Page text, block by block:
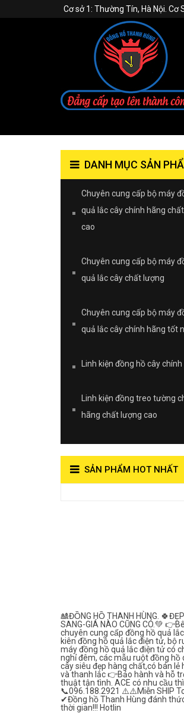
Cơ sở 1: Thường Tín, Hà Nội. Cơ
DANH MỤC SẢN
Chuyên cung cấp bộ máy
quả lắc cây chính hãng
cao
Chuyên cung cấp bộ máy
quả lắc cây chất lượng
Chuyên cung cấp bộ máy
quả lắc cây chính hãng tốt
Linh kiện đồng hồ cây
Linh kiện đồng treo tường
hãng chất lượng cao
SẢN PHẨM HOT NHẤT
🎎ĐỒNG HỒ THANH HÙNG.
SANG-GIÁ NÀO CŨNG CÓ.💚
chuyên cung cấp đồng hồ quả
kiên đồng hồ quả lắc điện tử, bộ
máy đồng hồ quả lắc điện tử có
nghỉ đêm, các mẫu ruột đồng hồ
cây siêu đẹp hàng chất,có bán lẻ
và thanh lắc 👉Bảo hành và hỗ
thuật tận tình. ACE có nhu cầu
📞096.188.2921 ⚠️⚠️Miễn SHIP
✔Đồng hồ Thanh Hùng đánh
thời gian!!! Hotlin